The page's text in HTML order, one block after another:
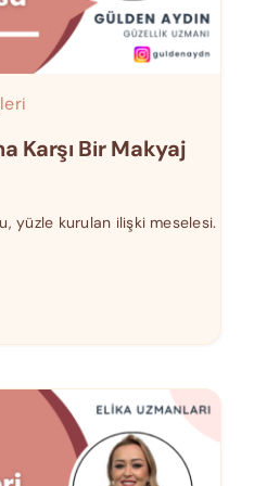
Karşı Bir Makyaj
yüzle kurulan ilişki meselesi.